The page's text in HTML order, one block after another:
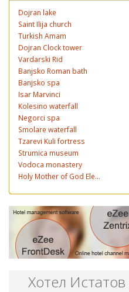
Dojran lake
Saint Ilija church
Turkish Amam
Dojran Clock tower
Vardarski Rid
Banjsko Roman bath
Banjsko spa
Isar Marvinci
Kolesino waterfall
Negorci spa
Smolare waterfall
Tzarevi Kuli fortress
Strumica museum
Vodoca monastery
Holy Mother of God Ele...
Хотел Истатов